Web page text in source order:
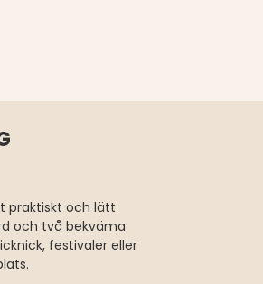
praktiskt och lätt
och två bekväma
festivaler eller